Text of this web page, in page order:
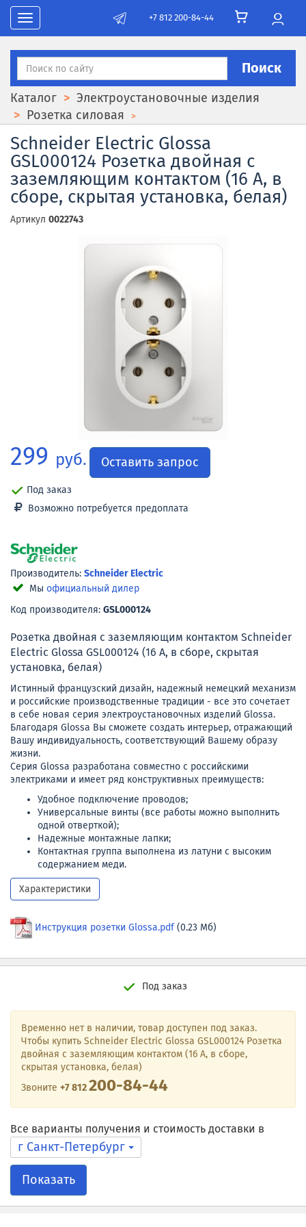
Toggle navigation
+7 812 200-84-44
Поиск
Каталог
Электроустановочные изделия
Розетка силовая
Schneider Electric Glossa
GSL000124 Розетка двойная с
заземляющим контактом (16 А, в
сборе, скрытая установка, белая)
Артикул 0022743
299 руб. Оставить запрос
Под заказ
Возможно потребуется предоплата
Производитель: Schneider Electric
Мы официальный дилер
Код производителя: GSL000124
Розетка двойная с заземляющим контактом Schneider
Electric Glossa GSL000124 (16 А, в сборе, скрытая
установка, белая)
Истинный французский дизайн, надежный немецкий механизм
и российские производственные традиции - все это сочетает
в себе новая серия электроустановочных изделий Glossa.
Благодаря Glossa Вы сможете создать интерьер, отражающий
Вашу индивидуальность, соответствующий Вашему образу
жизни.
Серия Glossa разработана совместно с российскими
электриками и имеет ряд конструктивных преимуществ:
Удобное подключение проводов;
Универсальные винты (все работы можно выполнить
одной отверткой);
Надежные монтажные лапки;
Контактная группа выполнена из латуни с высоким
содержанием меди.
Характеристики
Инструкция розетки Glossa.pdf(0.23 Мб)
Под заказ
Временно нет в наличии, товар доступен под заказ.
Чтобы купить Schneider Electric Glossa GSL000124 Розетка
двойная с заземляющим контактом (16 А, в сборе,
скрытая установка, белая)
Звоните +7 812200-84-44
Все варианты получения и стоимость доставки в
г Санкт-Петербург
Показать